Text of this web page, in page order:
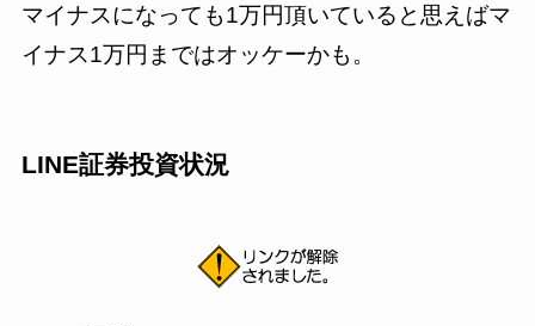
マイナスになっても1万円頂いていると思えばマ
イナス1万円まではオッケーかも。
LINE証券投資状況